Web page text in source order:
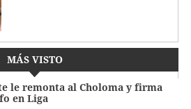
MÁS VISTO
le remonta al Choloma y firma
en Liga